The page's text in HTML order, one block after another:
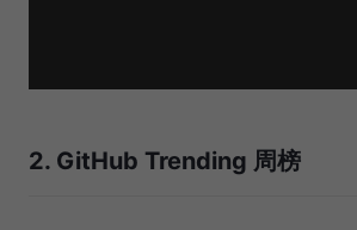
2. GitHub Trending 周榜